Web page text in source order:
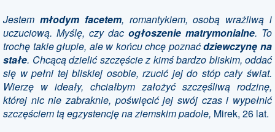
Jestem młodym facetem, romantykiem, osobą wrażliwą i
uczuciową. Myślę, czy dac ogłoszenie matrymonialne. To
trochę takie głupie, ale w końcu chcę poznaćdziewczynę na
stałe. Chcącą dzielić szczęście z kimś bardzo bliskim, oddać
się w pełni tej bliskiej osobie, rzucić jej do stóp cały świat.
Wierzę w ideały, chciałbym założyć szczęśliwą rodzinę,
której nic nie zabraknie, poświęcić jej swój czas i wypełnić
szczęściem tą egzystencję na ziemskim padole, Mirek, 26 lat.